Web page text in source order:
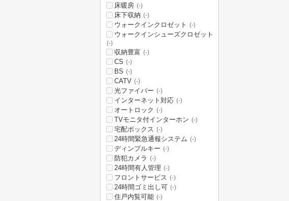
床暖房 (-)
床下収納 (-)
ウォークインクロゼット (-)
ウォークインシューズクロゼット
(-)
収納豊富 (-)
CS (-)
BS (-)
CATV (-)
光ファイバー (-)
インターネット対応 (-)
オートロック (-)
TVモニタ付インターホン (-)
宅配ボックス (-)
24時間緊急通報システム (-)
ディンプルキー (-)
防犯カメラ (-)
24時間有人管理 (-)
フロントサービス (-)
24時間ゴミ出し可 (-)
住戸内覧可能 (-)